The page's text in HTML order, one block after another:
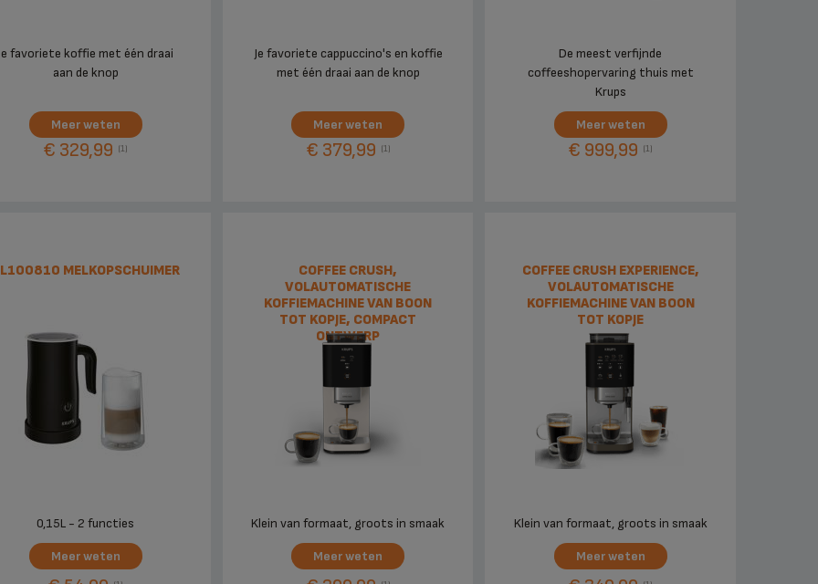
favoriete koffie met één draai
aan de knop
Meer weten
€ 329,99 (1)
Je favoriete cappuccino's en koffie
met één draai aan de knop
Meer weten
€ 379,99 (1)
De meest verfijnde
coffeeshopervaring thuis met
Krups
Meer weten
€ 999,99 (1)
MELKOPSCHUIMER
0,15L - 2 functies
Meer weten
COFFEE CRUSH,
VOLAUTOMATISCHE
KOFFIEMACHINE VAN BOON
TOT KOPJE, COMPACT
ONTWERP
Klein van formaat, groots in smaak
Meer weten
COFFEE CRUSH EXPERIENCE,
VOLAUTOMATISCHE
KOFFIEMACHINE VAN BOON
TOT KOPJE
Klein van formaat, groots in smaak
Meer weten